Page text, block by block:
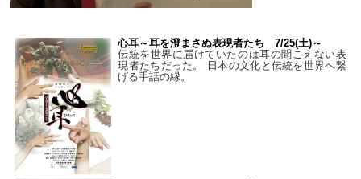
心耳～耳を澄まさぬ表現者たち 7/25(土)～
伝統を世界に届けていたのは耳の聞こえない表
現者たちだった。 日本の文化と伝統を世界へ繋
げる手話の縁。